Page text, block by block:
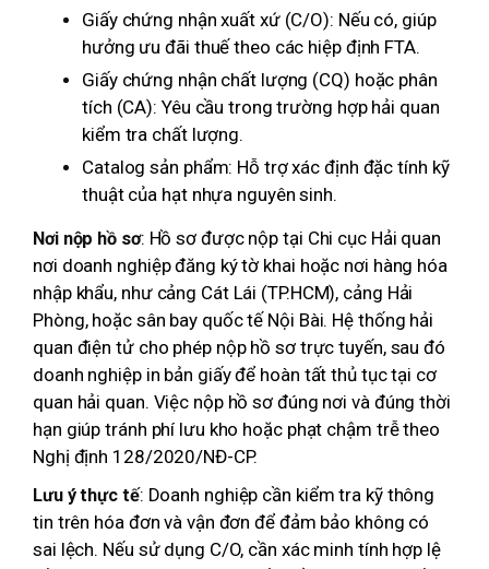
Giấy chứng nhận xuất xứ (C/O): Nếu có, giúp
hưởng ưu đãi thuế theo các hiệp định FTA.
Giấy chứng nhận chất lượng (CQ) hoặc phân
tích (CA): Yêu cầu trong trường hợp hải quan
kiểm tra chất lượng.
Catalog sản phẩm: Hỗ trợ xác định đặc tính kỹ
thuật của hạt nhựa nguyên sinh.
Nơi nộp hồ sơ: Hồ sơ được nộp tại Chi cục Hải quan
nơi doanh nghiệp đăng ký tờ khai hoặc nơi hàng hóa
nhập khẩu, như cảng Cát Lái (TP.HCM), cảng Hải
Phòng, hoặc sân bay quốc tế Nội Bài. Hệ thống hải
quan điện tử cho phép nộp hồ sơ trực tuyến, sau đó
doanh nghiệp in bản giấy để hoàn tất thủ tục tại cơ
quan hải quan. Việc nộp hồ sơ đúng nơi và đúng thời
hạn giúp tránh phí lưu kho hoặc phạt chậm trễ theo
Nghị định 128/2020/NĐ-CP.
Lưu ý thực tế: Doanh nghiệp cần kiểm tra kỹ thông
tin trên hóa đơn và vận đơn để đảm bảo không có
sai lệch. Nếu sử dụng C/O, cần xác minh tính hợp lệ